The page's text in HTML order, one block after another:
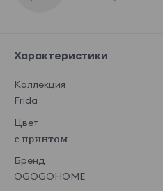
Характеристики
Коллекция
Frida
Цвет
с принтом
Бренд
OGOGOHOME